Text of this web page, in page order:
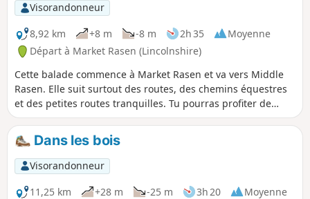
Visorandonneur
8,92 km
+8 m -8 m 2h 35
Moyenne
Départ à Market Rasen (Lincolnshire)
Cette balade commence à Market Rasen et va vers Middle
Rasen. Elle suit surtout des routes, des chemins équestres
et des petites routes tranquilles. Tu pourras profiter de
superbes vues sur les Lincolnshire Wolds pendant cette
balade.Dans les bois
Visorandonneur
11,25 km
+28 m -25 m 3h 20
Moyenne